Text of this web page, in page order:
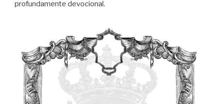
profundamente devocional.